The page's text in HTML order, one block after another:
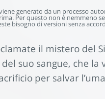
generato da un processo
Per questo non è nemmeno
bisogno di versioni senza
il mistero del
suo sangue, che la
per salvar